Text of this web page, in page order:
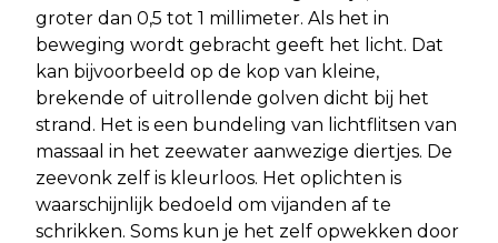
groter dan 0,5 tot 1 millimeter. Als het in
beweging wordt gebracht geeft het licht. Dat
kan bijvoorbeeld op de kop van kleine,
brekende of uitrollende golven dicht bij het
strand. Het is een bundeling van lichtflitsen van
massaal in het zeewater aanwezige diertjes. De
zeevonk zelf is kleurloos. Het oplichten is
waarschijnlijk bedoeld om vijanden af te
schrikken. Soms kun je het zelf opwekken door